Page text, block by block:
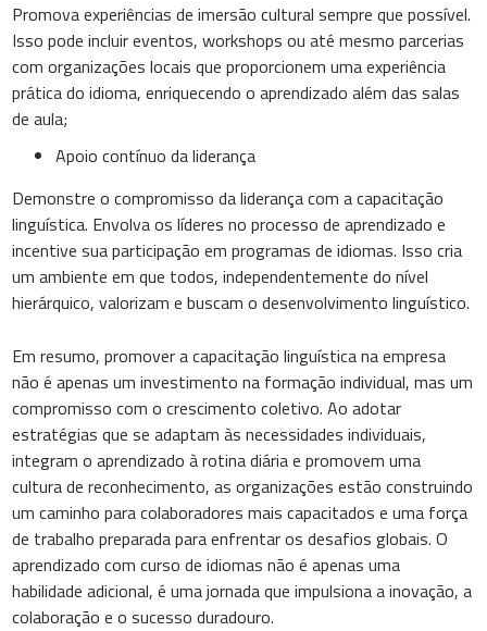
Promova experiências de imersão cultural sempre que possível.
Isso pode incluir eventos, workshops ou até mesmo parcerias
com organizações locais que proporcionem uma experiência
prática do idioma, enriquecendo o aprendizado além das salas
de aula;
Apoio contínuo da liderança
Demonstre o compromisso da liderança com a capacitação
linguística. Envolva os líderes no processo de aprendizado e
incentive sua participação em programas de idiomas. Isso cria
um ambiente em que todos, independentemente do nível
hierárquico, valorizam e buscam o desenvolvimento linguístico.
Em resumo, promover a capacitação linguística na empresa
não é apenas um investimento na formação individual, mas um
compromisso com o crescimento coletivo. Ao adotar
estratégias que se adaptam às necessidades individuais,
integram o aprendizado à rotina diária e promovem uma
cultura de reconhecimento, as organizações estão construindo
um caminho para colaboradores mais capacitados e uma força
de trabalho preparada para enfrentar os desafios globais. O
aprendizado com curso de idiomas não é apenas uma
habilidade adicional, é uma jornada que impulsiona a inovação, a
colaboração e o sucesso duradouro.